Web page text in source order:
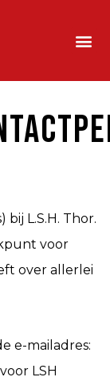
L.S.H. Thor.
voor
over allerlei
e-mailadres:
LSH